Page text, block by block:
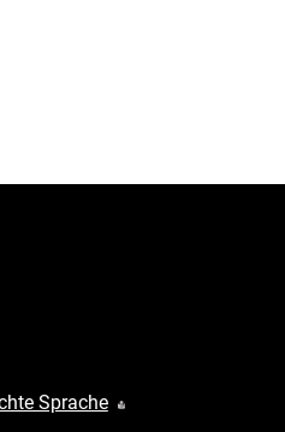
Sprache